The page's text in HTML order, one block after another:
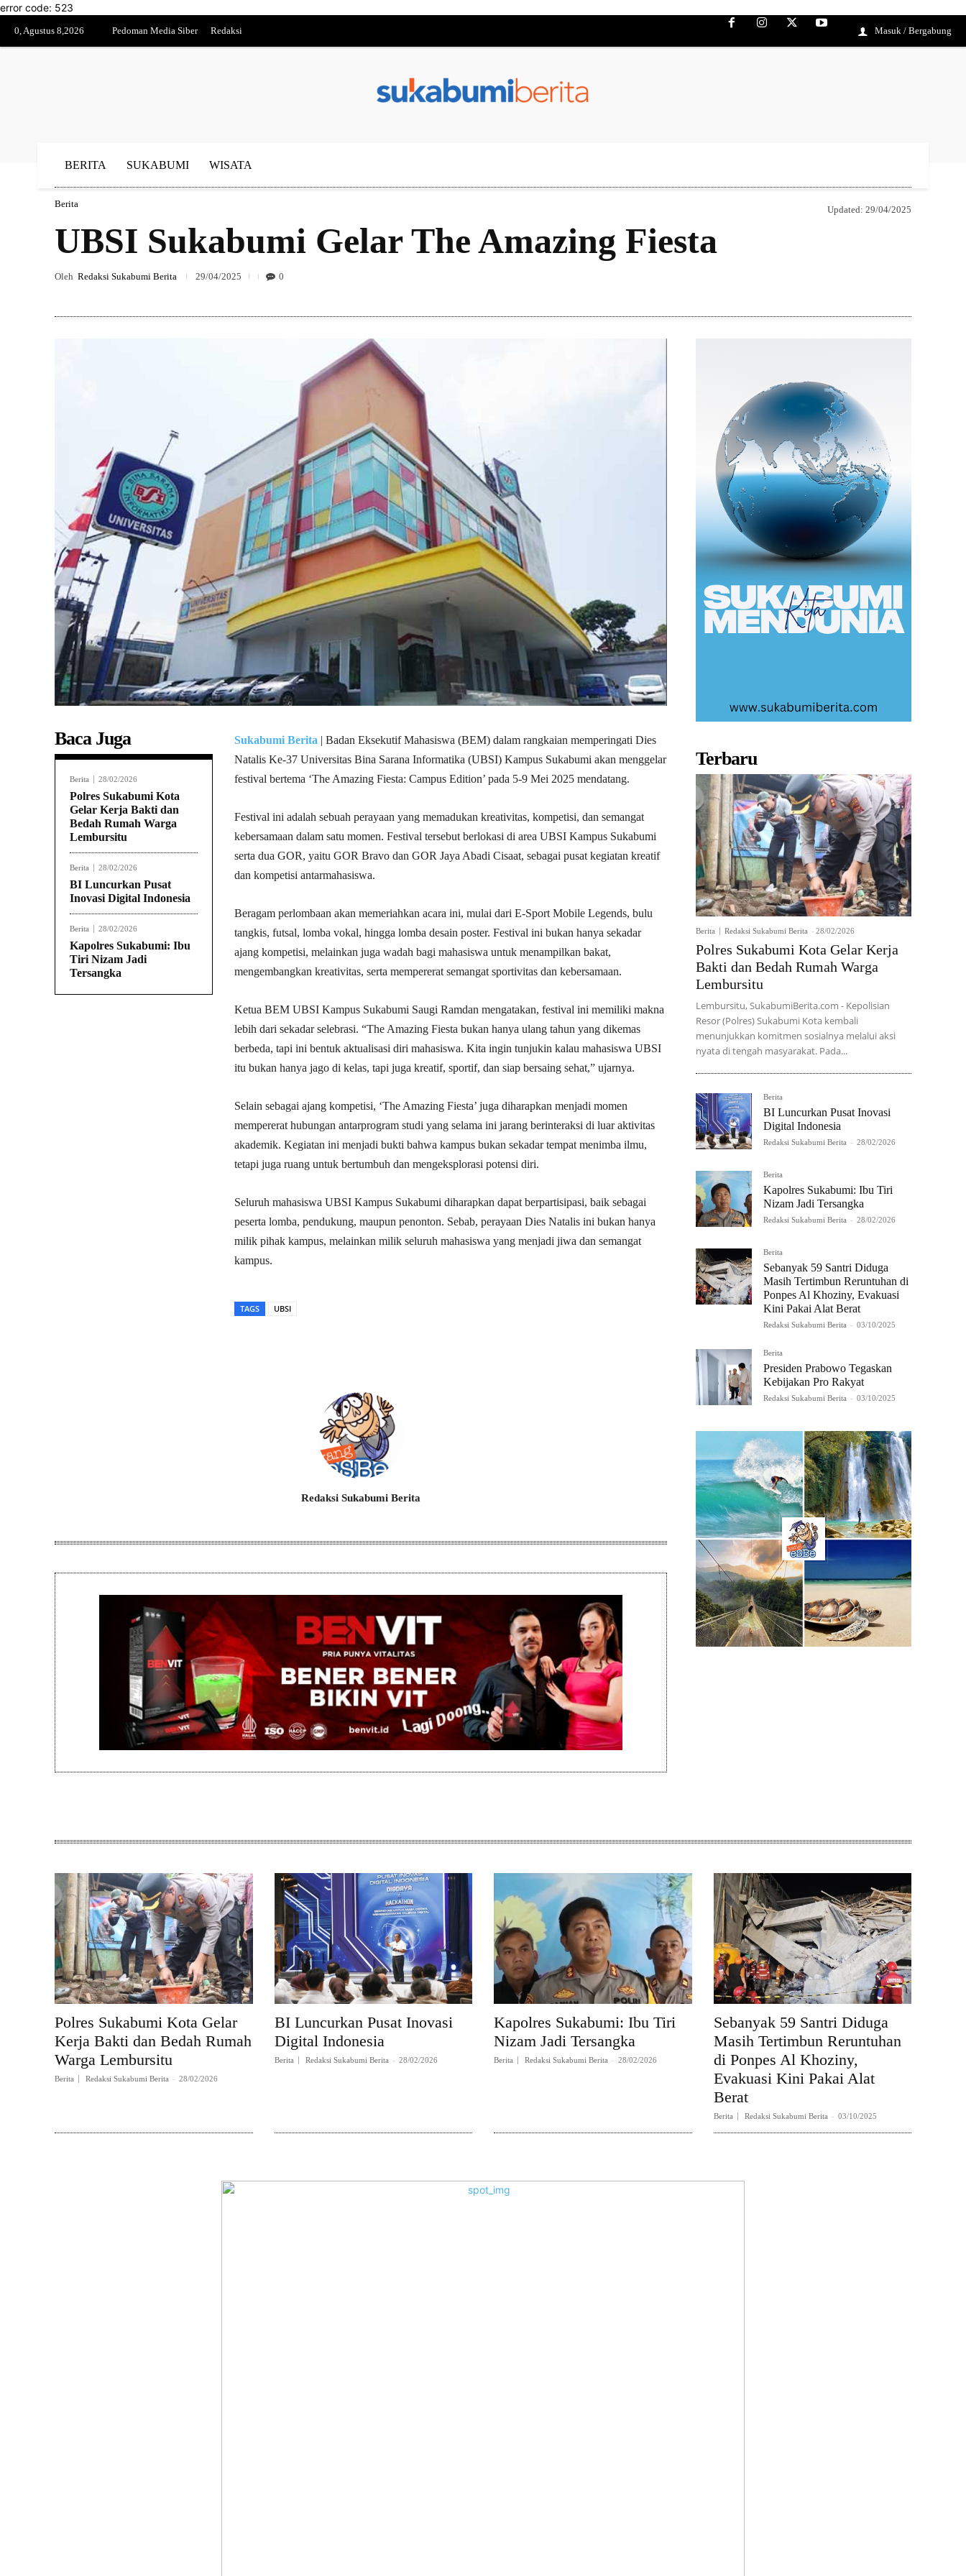
error code: 523
0, Agustus 8,2026 Pedoman Media Siber Redaksi Masuk / Bergabung
BERITA SUKABUMI WISATA
Berita
Updated: 29/04/2025
UBSI Sukabumi Gelar The Amazing Fiesta
Oleh Redaksi Sukabumi Berita 29/04/2025 0
Baca Juga
Berita 28/02/2026
Polres Sukabumi Kota
Gelar Kerja Bakti dan
Bedah Rumah Warga
Lembursitu
Berita 28/02/2026
BI Luncurkan Pusat
Inovasi Digital Indonesia
Berita 28/02/2026
Kapolres Sukabumi: Ibu
Tiri Nizam Jadi
Tersangka
Sukabumi Berita | Badan Eksekutif Mahasiswa (BEM) dalam rangkaian memperingati Dies
Natalis Ke-37 Universitas Bina Sarana Informatika (UBSI) Kampus Sukabumi akan menggelar
festival bertema ‘The Amazing Fiesta: Campus Edition’ pada 5-9 Mei 2025 mendatang.
Festival ini adalah sebuah perayaan yang memadukan kreativitas, kompetisi, dan semangat
kebersamaan dalam satu momen. Festival tersebut berlokasi di area UBSI Kampus Sukabumi
serta dua GOR, yaitu GOR Bravo dan GOR Jaya Abadi Cisaat, sebagai pusat kegiatan kreatif
dan kompetisi antarmahasiswa.
Beragam perlombaan akan memeriahkan acara ini, mulai dari E-Sport Mobile Legends, bulu
tangkis, futsal, lomba vokal, hingga lomba desain poster. Festival ini bukan hanya sekadar
ajang kompetisi, melainkan juga wadah bagi mahasiswa untuk menampilkan bakat,
mengembangkan kreativitas, serta mempererat semangat sportivitas dan kebersamaan.
Ketua BEM UBSI Kampus Sukabumi Saugi Ramdan mengatakan, festival ini memiliki makna
lebih dari sekadar selebrasi. “The Amazing Fiesta bukan hanya ulang tahun yang dikemas
berbeda, tapi ini bentuk aktualisasi diri mahasiswa. Kita ingin tunjukin kalau mahasiswa UBSI
itu bukan hanya jago di kelas, tapi juga kreatif, sportif, dan siap bersaing sehat,” ujarnya.
Selain sebagai ajang kompetisi, ‘The Amazing Fiesta’ juga diharapkan menjadi momen
mempererat hubungan antarprogram studi yang selama ini jarang berinteraksi di luar aktivitas
akademik. Kegiatan ini menjadi bukti bahwa kampus bukan sekadar tempat menimba ilmu,
tetapi juga ruang untuk bertumbuh dan mengeksplorasi potensi diri.
Seluruh mahasiswa UBSI Kampus Sukabumi diharapkan dapat berpartisipasi, baik sebagai
peserta lomba, pendukung, maupun penonton. Sebab, perayaan Dies Natalis ini bukan hanya
milik pihak kampus, melainkan milik seluruh mahasiswa yang menjadi jiwa dan semangat
kampus.
TAGS UBSI
Redaksi Sukabumi Berita
Terbaru
Berita Redaksi Sukabumi Berita - 28/02/2026
Polres Sukabumi Kota Gelar Kerja
Bakti dan Bedah Rumah Warga
Lembursitu
Lembursitu, SukabumiBerita.com - Kepolisian
Resor (Polres) Sukabumi Kota kembali
menunjukkan komitmen sosialnya melalui aksi
nyata di tengah masyarakat. Pada...
Berita
BI Luncurkan Pusat Inovasi
Digital Indonesia
Redaksi Sukabumi Berita - 28/02/2026
Berita
Kapolres Sukabumi: Ibu Tiri
Nizam Jadi Tersangka
Redaksi Sukabumi Berita - 28/02/2026
Berita
Sebanyak 59 Santri Diduga
Masih Tertimbun Reruntuhan di
Ponpes Al Khoziny, Evakuasi
Kini Pakai Alat Berat
Redaksi Sukabumi Berita - 03/10/2025
Berita
Presiden Prabowo Tegaskan
Kebijakan Pro Rakyat
Redaksi Sukabumi Berita - 03/10/2025
Polres Sukabumi Kota Gelar
Kerja Bakti dan Bedah Rumah
Warga Lembursitu
Berita Redaksi Sukabumi Berita - 28/02/2026
BI Luncurkan Pusat Inovasi
Digital Indonesia
Berita Redaksi Sukabumi Berita - 28/02/2026
Kapolres Sukabumi: Ibu Tiri
Nizam Jadi Tersangka
Berita Redaksi Sukabumi Berita - 28/02/2026
Sebanyak 59 Santri Diduga
Masih Tertimbun Reruntuhan
di Ponpes Al Khoziny,
Evakuasi Kini Pakai Alat
Berat
Berita Redaksi Sukabumi Berita - 03/10/2025